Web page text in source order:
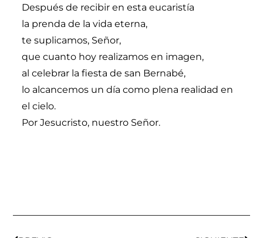
Después de recibir en esta eucaristía
la prenda de la vida eterna,
te suplicamos, Señor,
que cuanto hoy realizamos en imagen,
al celebrar la fiesta de san Bernabé,
lo alcancemos un día como plena realidad en
el cielo.
Por Jesucristo, nuestro Señor.